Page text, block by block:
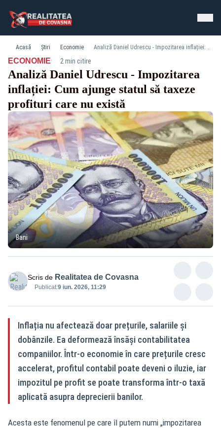
Acasă Știri Economie Analiză Daniel Udrescu - Impozitarea inflației: Cum ajunge statul să taxeze profituri care nu există
ECONOMIE· 2 min citire
Analiză Daniel Udrescu - Impozitarea
inflației: Cum ajunge statul să taxeze
profituri care nu există
Bani
Scris de Realitatea de Covasna
Publicat:9 iun. 2026, 11:29
Inflația nu afectează doar prețurile, salariile și
dobânzile. Ea deformează însăși contabilitatea
companiilor. Într-o economie în care prețurile cresc
accelerat, profitul contabil poate deveni o iluzie, iar
impozitul pe profit se poate transforma într-o taxă
aplicată asupra deprecierii banilor.
Acesta este fenomenul pe care îl putem numi „impozitarea